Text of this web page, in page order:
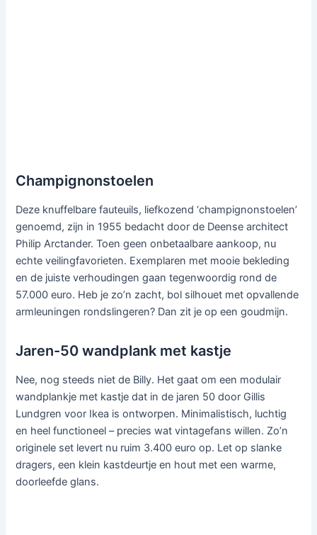
Champignonstoelen
Deze knuffelbare fauteuils, liefkozend ‘champignonstoelen’
genoemd, zijn in 1955 bedacht door de Deense architect
Philip Arctander. Toen geen onbetaalbare aankoop, nu
echte veilingfavorieten. Exemplaren met mooie bekleding
en de juiste verhoudingen gaan tegenwoordig rond de
57.000 euro. Heb je zo’n zacht, bol silhouet met opvallende
armleuningen rondslingeren? Dan zit je op een goudmijn.
Jaren-50 wandplank met kastje
Nee, nog steeds niet de Billy. Het gaat om een modulair
wandplankje met kastje dat in de jaren 50 door Gillis
Lundgren voor Ikea is ontworpen. Minimalistisch, luchtig
en heel functioneel – precies wat vintagefans willen. Zo’n
originele set levert nu ruim 3.400 euro op. Let op slanke
dragers, een klein kastdeurtje en hout met een warme,
doorleefde glans.